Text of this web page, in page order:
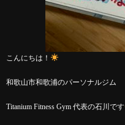
こんにちは！
和歌山市和歌浦のパーソナルジム
Titanium Fitness Gym 代表の石川です